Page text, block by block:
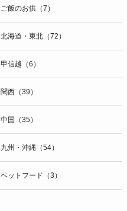
ご飯のお供（7）
北海道・東北（72）
甲信越（6）
関西（39）
中国（35）
九州・沖縄（54）
ペットフード（3）